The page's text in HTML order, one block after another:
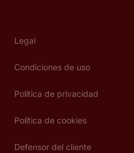
Legal
Condiciones de uso
Política de privacidad
Política de cookies
Defensor del cliente